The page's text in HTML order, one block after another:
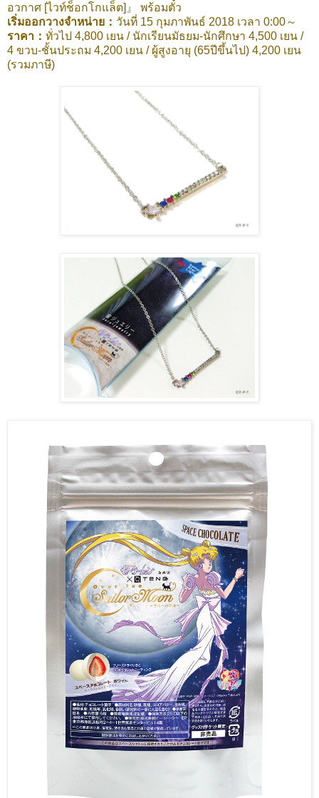
อวกาศ [ไวท์ช็อกโกแล็ต]』 พร้อมตั๋ว
เริ่มออกวางจำหน่าย： วันที่ 15 กุมภาพันธ์ 2018 เวลา 0:00～
ราคา ： ทั่วไป 4,800 เยน / นักเรียนมัธยม-นักศึกษา 4,500 เยน /
4 ขวบ-ชั้นประถม 4,200 เยน / ผู้สูงอายุ (65ปีขึ้นไป) 4,200 เยน
(รวมภาษี)